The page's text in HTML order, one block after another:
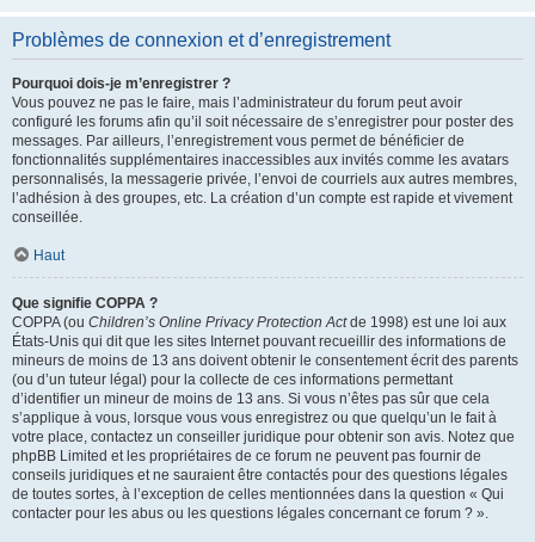
Problèmes de connexion et d’enregistrement
Pourquoi dois-je m’enregistrer ?
Vous pouvez ne pas le faire, mais l’administrateur du forum peut avoir
configuré les forums afin qu’il soit nécessaire de s’enregistrer pour poster des
messages. Par ailleurs, l’enregistrement vous permet de bénéficier de
fonctionnalités supplémentaires inaccessibles aux invités comme les avatars
personnalisés, la messagerie privée, l’envoi de courriels aux autres membres,
l’adhésion à des groupes, etc. La création d’un compte est rapide et vivement
conseillée.
Haut
Que signifie COPPA ?
COPPA (ou Children’s Online Privacy Protection Actde 1998) est une loi aux
États-Unis qui dit que les sites Internet pouvant recueillir des informations de
mineurs de moins de 13 ans doivent obtenir le consentement écrit des parents
(ou d’un tuteur légal) pour la collecte de ces informations permettant
d’identifier un mineur de moins de 13 ans. Si vous n’êtes pas sûr que cela
s’applique à vous, lorsque vous vous enregistrez ou que quelqu’un le fait à
votre place, contactez un conseiller juridique pour obtenir son avis. Notez que
phpBB Limited et les propriétaires de ce forum ne peuvent pas fournir de
conseils juridiques et ne sauraient être contactés pour des questions légales
de toutes sortes, à l’exception de celles mentionnées dans la question « Qui
contacter pour les abus ou les questions légales concernant ce forum ? ».